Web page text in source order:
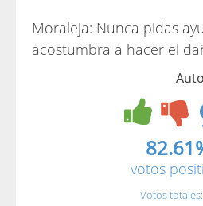
Moraleja: Nunca pidas
acostumbra a hacer el
votos
Votos totales: